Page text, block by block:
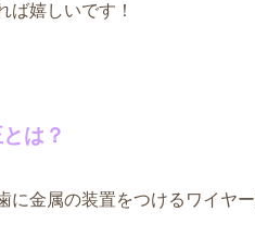
ば嬉しいです！
は？
に金属の装置をつけるワイヤ